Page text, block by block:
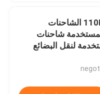
الديزل 110km/H الشاحنات
شاحنات
لنقل البضائع